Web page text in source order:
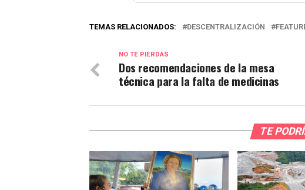
TEMAS RELACIONADOS: DESCENTRALIZACIÓN
NO TE PIERDAS
Dos recomendaciones de la mesa
técnica para la falta de medicinas
TE